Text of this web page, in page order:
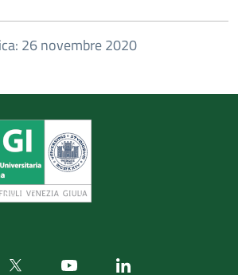
26 novembre 2020
Twitter Youtube